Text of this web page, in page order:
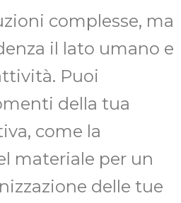
complesse, ma
il lato umano e
Puoi
della tua
come la
materiale per un
delle tue